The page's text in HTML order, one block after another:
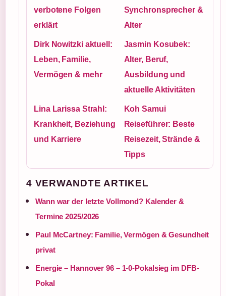
verbotene Folgen
erklärt
Synchronsprecher &
Alter
Dirk Nowitzki aktuell:
Leben, Familie,
Vermögen & mehr
Jasmin Kosubek:
Alter, Beruf,
Ausbildung und
aktuelle Aktivitäten
Lina Larissa Strahl:
Krankheit, Beziehung
und Karriere
Koh Samui
Reiseführer: Beste
Reisezeit, Strände &
Tipps
4 VERWANDTE ARTIKEL
Wann war der letzte Vollmond? Kalender &
Termine 2025/2026
Paul McCartney: Familie, Vermögen & Gesundheit
privat
Energie – Hannover 96 – 1-0-Pokalsieg im DFB-
Pokal